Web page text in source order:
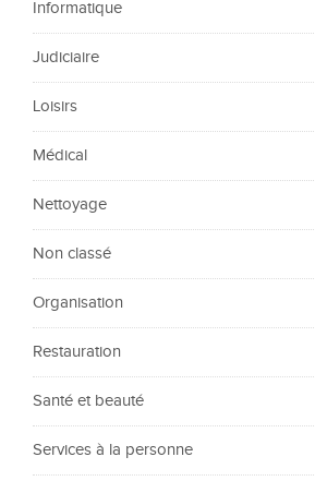
Informatique
Judiciaire
Loisirs
Médical
Nettoyage
Non classé
Organisation
Restauration
Santé et beauté
Services à la personne